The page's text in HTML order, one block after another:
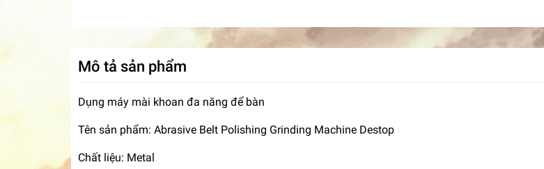
Mô tả sản phẩm
Dụng máy mài khoan đa năng để bàn
Tên sản phẩm: Abrasive Belt Polishing Grinding Machine Destop
Chất liệu: Metal